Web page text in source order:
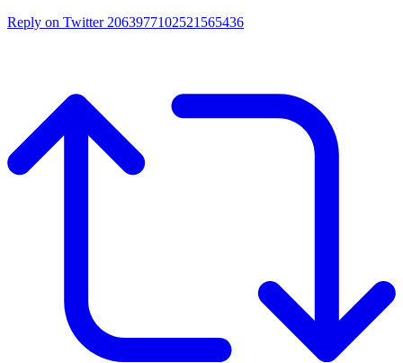
Reply on Twitter 2063977102521565436